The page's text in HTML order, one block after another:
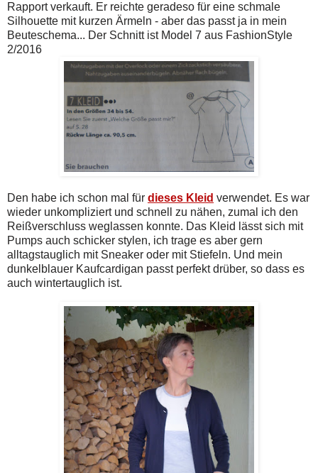
Rapport verkauft. Er reichte geradeso für eine schmale
Silhouette mit kurzen Ärmeln - aber das passt ja in mein
Beuteschema... Der Schnitt ist Model 7 aus FashionStyle
2/2016
Den habe ich schon mal für dieses Kleid verwendet. Es war
wieder unkompliziert und schnell zu nähen, zumal ich den
Reißverschluss weglassen konnte. Das Kleid lässt sich mit
Pumps auch schicker stylen, ich trage es aber gern
alltagstauglich mit Sneaker oder mit Stiefeln. Und mein
dunkelblauer Kaufcardigan passt perfekt drüber, so dass es
auch wintertauglich ist.